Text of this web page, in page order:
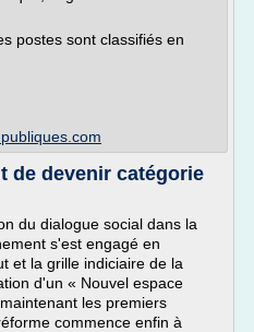
postes sont classifiés en
de devenir catégorie
du dialogue social dans la
s'est engagé en
et la grille indiciaire de la
d'un « Nouvel espace
les premiers
commence enfin à